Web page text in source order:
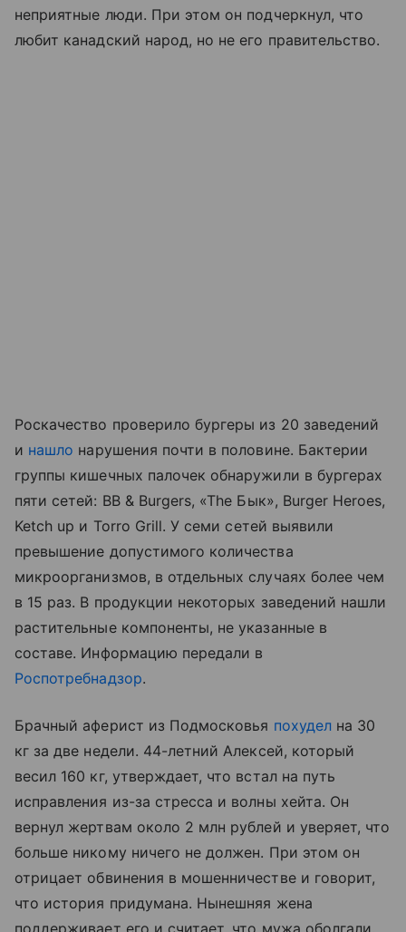
неприятные люди. При этом он подчеркнул, что
любит канадский народ, но не его правительство.
Роскачество проверило бургеры из 20 заведений
и нашло нарушения почти в половине. Бактерии
группы кишечных палочек обнаружили в бургерах
пяти сетей: BB & Burgers, «The Бык», Burger Heroes,
Ketch up и Torro Grill. У семи сетей выявили
превышение допустимого количества
микроорганизмов, в отдельных случаях более чем
в 15 раз. В продукции некоторых заведений нашли
растительные компоненты, не указанные в
составе. Информацию передали в
Роспотребнадзор.
Брачный аферист из Подмосковья похуделна 30
кг за две недели. 44-летний Алексей, который
весил 160 кг, утверждает, что встал на путь
исправления из-за стресса и волны хейта. Он
вернул жертвам около 2 млн рублей и уверяет, что
больше никому ничего не должен. При этом он
отрицает обвинения в мошенничестве и говорит,
что история придумана. Нынешняя жена